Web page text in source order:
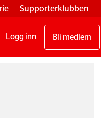
Supporterklubben
Logg inn Bli medlem